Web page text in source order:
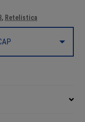
, Retelistica